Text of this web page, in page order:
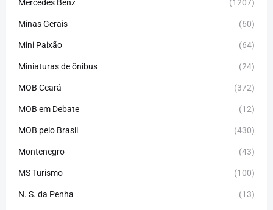
Mercedes Benz (1207)
Minas Gerais (60)
Mini Paixão (64)
Miniaturas de ônibus (24)
MOB Ceará (372)
MOB em Debate (12)
MOB pelo Brasil (430)
Montenegro (43)
MS Turismo (100)
N. S. da Penha (13)